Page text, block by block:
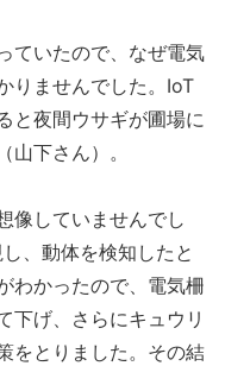
ていたので、なぜ電気
りませんでした。IoT
と夜間ウサギが圃場に
下さん）。
像していませんでし
、動体を検知したと
わかったので、電気柵
下げ、さらにキュウリ
をとりました。その結